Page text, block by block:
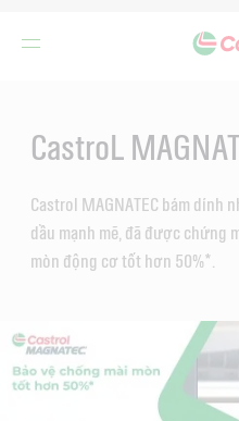
CastroL
Castrol MAGNATEC bám dính
dầu mạnh mẽ, đã được chứng
mòn động cơ tốt hơn 50%*.